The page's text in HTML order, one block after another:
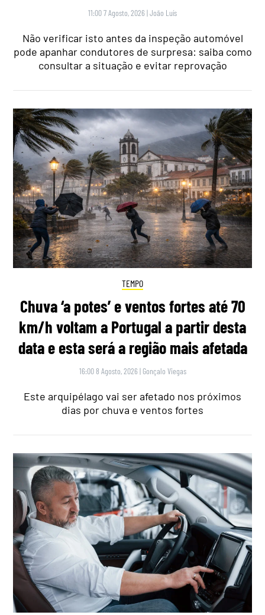
11:00 7 Agosto, 2026 |João Luís
Não verificar isto antes da inspeção automóvel
pode apanhar condutores de surpresa: saiba como
consultar a situação e evitar reprovação
TEMPO
Chuva ‘a potes’ e ventos fortes até 70
km/h voltam a Portugal a partir desta
data e esta será a região mais afetada
16:00 8 Agosto, 2026 | Gonçalo Viegas
Este arquipélago vai ser afetado nos próximos
dias por chuva e ventos fortes